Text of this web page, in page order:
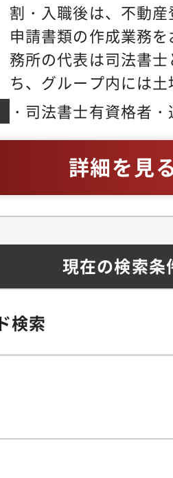
割・入職後は、不動
申請書類の作成業務
務所の代表は司法書
ち、グループ内には
も在籍しています。
開発許可や農地転用
ワンストップで対応
方や、資格取得に向
ない方も大歓迎です
トいたしますので、
・司法書士有資格者
詳細を見
現在の検索条
検索